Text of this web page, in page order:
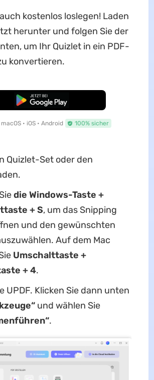
kostenlos loslegen! Laden
herunter und folgen Sie der
um Ihr Quizlet in ein PDF-
konvertieren.
Kostenloser Download
• iOS • Android 100% sicher
Quizlet-Set oder den
die Windows-Taste +
+ S, um das Snipping
und den gewünschten
Auf dem Mac
Umschalttaste +
+ 4.
UPDF. Klicken Sie dann unten
und wählen Sie
.